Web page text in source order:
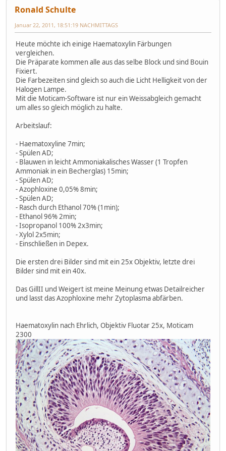
Ronald Schulte
Januar 22, 2011, 18:51:19 NACHMITTAGS
Heute möchte ich einige Haematoxylin Färbungen
vergleichen.
Die Präparate kommen alle aus das selbe Block und sind Bouin
Fixiert.
Die Farbezeiten sind gleich so auch die Licht Helligkeit von der
Halogen Lampe.
Mit die Moticam-Software ist nur ein Weissabgleich gemacht
um alles so gleich möglich zu halte.
Arbeitslauf:
- Haematoxyline 7min;
- Spülen AD;
- Blauwen in leicht Ammoniakalisches Wasser (1 Tropfen
Ammoniak in ein Becherglas) 15min;
- Spülen AD;
- Azophloxine 0,05% 8min;
- Spülen AD;
- Rasch durch Ethanol 70% (1min);
- Ethanol 96% 2min;
- Isopropanol 100% 2x3min;
- Xylol 2x5min;
- Einschließen in Depex.
Die ersten drei Bilder sind mit ein 25x Objektiv, letzte drei
Bilder sind mit ein 40x.
Das GillII und Weigert ist meine Meinung etwas Detailreicher
und lasst das Azophloxine mehr Zytoplasma abfärben.
Haematoxylin nach Ehrlich, Objektiv Fluotar 25x, Moticam
2300